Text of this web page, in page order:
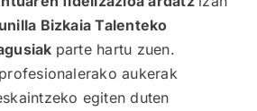
Bizkaia Talenteko
parte hartu zuen.
aukerak
egiten duten